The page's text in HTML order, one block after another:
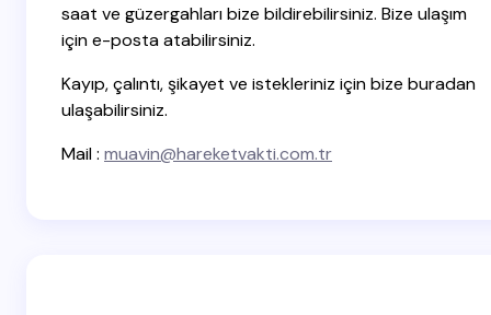
Save my name and email in this browser for the
next time I comment.
saat ve güzergahları bize bildirebilirsiniz. Bize ulaşım
için e-posta atabilirsiniz.
Kayıp, çalıntı, şikayet ve istekleriniz için bize buradan
ulaşabilirsiniz.
Mail : muavin@hareketvakti.com.tr